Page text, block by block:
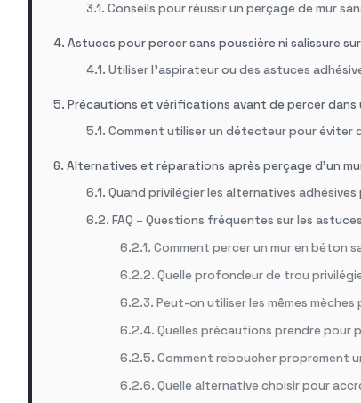
Conseils pour réussir un perçage de mur
Astuces pour percer sans poussière ni salissure
Utiliser l’aspirateur ou des astuces
Précautions et vérifications avant de percer dans
Comment utiliser un détecteur pour éviter
Alternatives et réparations après perçage d’un
Quand privilégier les alternatives adhésives
FAQ – Questions fréquentes sur les
Comment percer un mur en béton
Quelle profondeur de trou
Peut-on utiliser les mêmes mèches
Quelles précautions prendre pour
Comment reboucher proprement
Quelle alternative choisir pour